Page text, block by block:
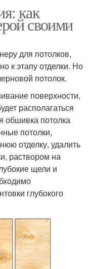
как
своими
для потолков,
к этапу отделки. Но
потолок.
поверхности,
располагаться
обшивка потолка
потолки,
отделку, удалить
раствором на
щели и
глубокого